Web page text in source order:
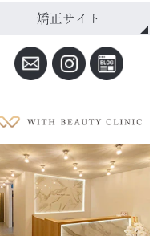
矯正サイト